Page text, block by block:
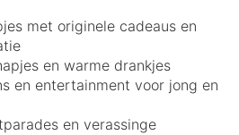
met originele cadeaus en
en warme drankjes
en entertainment voor jong en
en verassinge